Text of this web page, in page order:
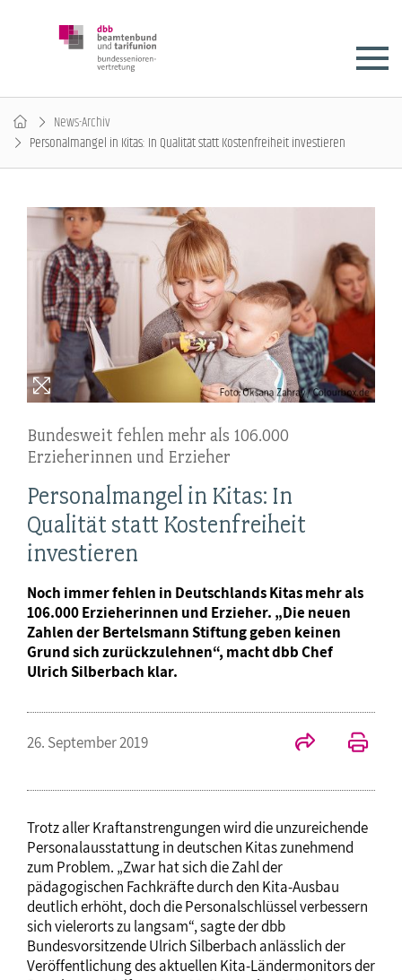
News-Archiv
Personalmangel in Kitas: In Qualität statt Kostenfreiheit investieren
Bundesweit fehlen mehr als 106.000
Erzieherinnen und Erzieher
Personalmangel in Kitas: In
Qualität statt Kostenfreiheit
investieren
Noch immer fehlen in Deutschlands Kitas mehr als
106.000 Erzieherinnen und Erzieher. „Die neuen
Zahlen der Bertelsmann Stiftung geben keinen
Grund sich zurückzulehnen“, macht dbb Chef
Ulrich Silberbach klar.
26. September 2019
Trotz aller Kraftanstrengungen wird die unzureichende
Personalausstattung in deutschen Kitas zunehmend
zum Problem. „Zwar hat sich die Zahl der
pädagogischen Fachkräfte durch den Kita-Ausbau
deutlich erhöht, doch die Personalschlüssel verbessern
sich vielerorts zu langsam“, sagte der dbb
Bundesvorsitzende Ulrich Silberbach anlässlich der
Veröffentlichung des aktuellen Kita-Ländermonitors der